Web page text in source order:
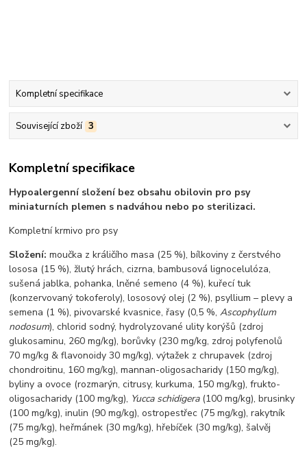
Kompletní specifikace
Související zboží 3
Kompletní specifikace
Hypoalergenní složení bez obsahu obilovin pro psy
miniaturních plemen s nadváhou nebo po sterilizaci.
Kompletní krmivo pro psy
Složení:moučka z králičího masa (25 %), bílkoviny z čerstvého
lososa (15 %), žlutý hrách, cizrna, bambusová lignocelulóza,
sušená jablka, pohanka, lněné semeno (4 %), kuřecí tuk
(konzervovaný tokoferoly), lososový olej (2 %), psyllium – plevy a
semena (1 %), pivovarské kvasnice, řasy (0,5 %,Ascophyllum
nodosum), chlorid sodný, hydrolyzované ulity korýšů (zdroj
glukosaminu, 260 mg/kg), borůvky (230 mg/kg, zdroj polyfenolů
70 mg/kg & flavonoidy 30 mg/kg), výtažek z chrupavek (zdroj
chondroitinu, 160 mg/kg), mannan-oligosacharidy (150 mg/kg),
byliny a ovoce (rozmarýn, citrusy, kurkuma, 150 mg/kg), frukto-
oligosacharidy (100 mg/kg), Yucca schidigera (100 mg/kg), brusinky
(100 mg/kg), inulin (90 mg/kg), ostropestřec (75 mg/kg), rakytník
(75 mg/kg), heřmánek (30 mg/kg), hřebíček (30 mg/kg), šalvěj
(25 mg/kg).